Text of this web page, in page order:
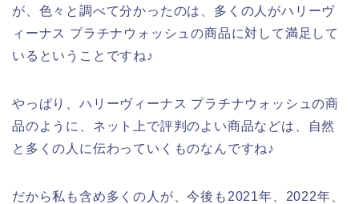
が、色々と調べて分かったのは、多くの人がハリーヴ
ィーナス プラチナウォッシュの商品に対して満足して
いるということですね♪
やっぱり、ハリーヴィーナス プラチナウォッシュの商
品のように、ネット上で評判のよい商品などは、自然
と多くの人に伝わっていくものなんですね♪
だから私も含め多くの人が、今後も2021年、2022年、